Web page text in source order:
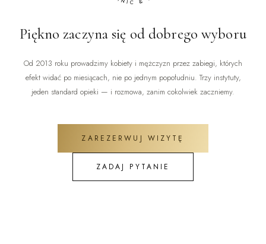
Piękno zaczyna się od dobrego wyboru
Od 2013 roku prowadzimy kobiety i mężczyzn przez zabiegi, których
efekt widać po miesiącach, nie po jednym popołudniu. Trzy instytuty,
jeden standard opieki — i rozmowa, zanim cokolwiek zaczniemy.
ZAREZERWUJ WIZYTĘ
ZADAJ PYTANIE